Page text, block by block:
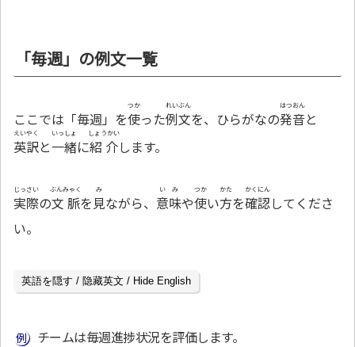
「毎週」の例文一覧
ここでは「毎週」を使
つか
った例文
れいぶん
を、ひらがなの発音
はつおん
と
英訳
えいやく
と一緒
いっしょ
に紹介
しょうかい
します。
実際
じっさい
の文脈
ぶんみゃく
を見
み
ながら、 意味
いみ
や使
つか
い方
かた
を確認
かくにん
してくださ
い。
英語を隠す / 隐藏英文 / Hide English
チームは毎週進捗状況を評価します。